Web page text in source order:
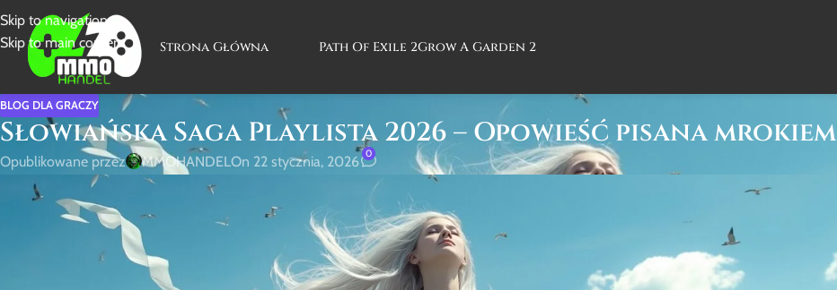
Skip to navigation
Skip to main content
Strona Główna Path Of Exile 2Grow A Garden 2
BLOG DLA GRACZY
Słowiańska Saga Playlista 2026 – Opowieść pisana mrokiem
Opublikowane przez MMOHANDELOn 22 stycznia, 2026 0